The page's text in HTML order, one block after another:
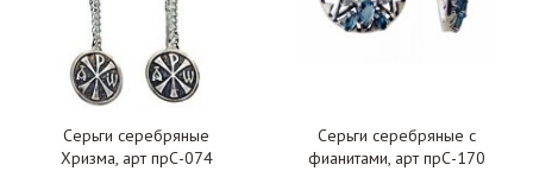
Серьги серебряные
Хризма, арт прС-074
Серьги серебряные с
фианитами, арт прС-170